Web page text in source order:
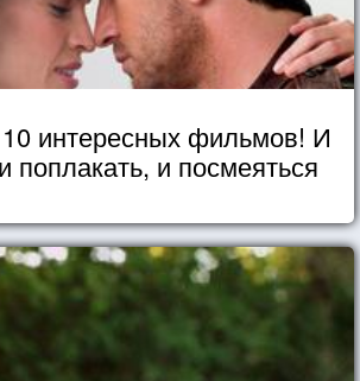
10 интересных фильмов! И
поплакать, и посмеяться